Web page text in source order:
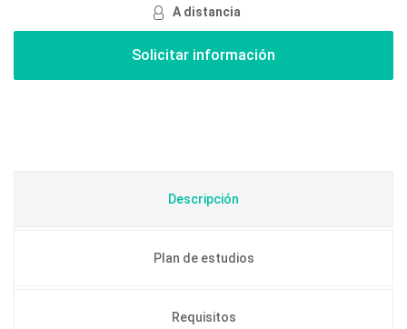
A distancia
Descripción
Plan de estudios
Requisitos